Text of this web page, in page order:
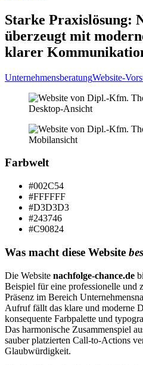
Starke Praxislösung:
überzeugt mit
klarer
UnternehmensberatungWebsite-
Farbwelt
#002C54
#FFFFFF
#D3D3D3
#243746
#C90824
Was macht diese Website
Die Website nachfolge-chance.de
Beispiel für eine professionelle und
Präsenz im Bereich
Aufruf fällt das klare und moderne
konsequente Farbpalette und
Das harmonische Zusammenspiel
sauber platzierten Call-to-Actions
Glaubwürdigkeit.